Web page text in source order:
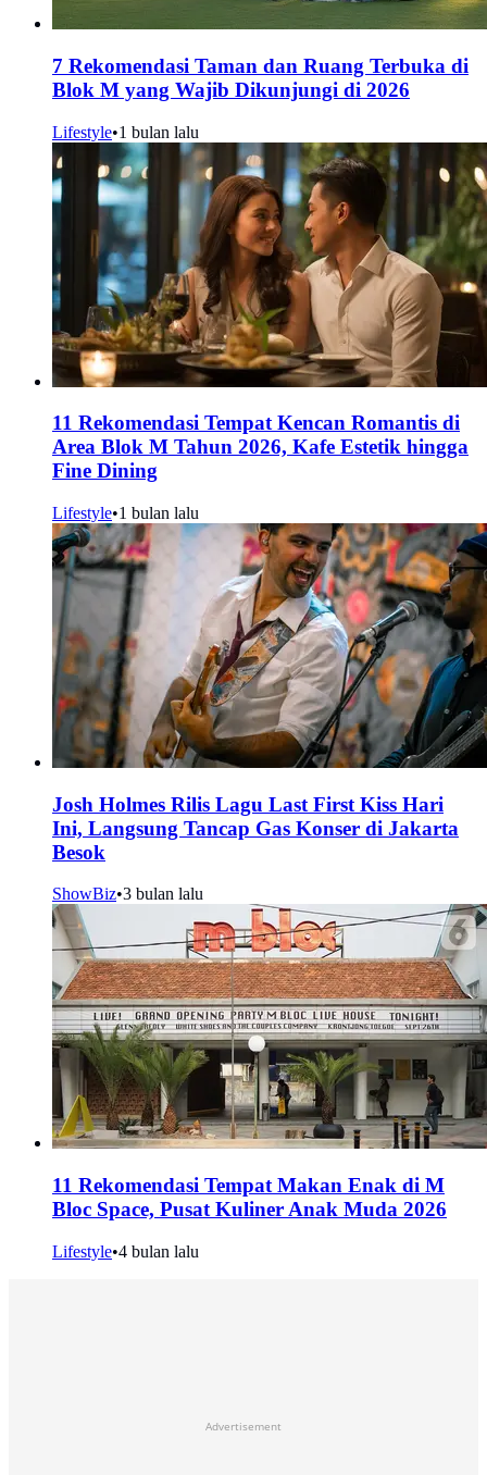
7 Rekomendasi Taman dan Ruang Terbuka di
Blok M yang Wajib Dikunjungi di 2026
Lifestyle•1 bulan lalu
11 Rekomendasi Tempat Kencan Romantis di
Area Blok M Tahun 2026, Kafe Estetik hingga
Fine Dining
Lifestyle•1 bulan lalu
Josh Holmes Rilis Lagu Last First Kiss Hari
Ini, Langsung Tancap Gas Konser di Jakarta
Besok
ShowBiz•3 bulan lalu
11 Rekomendasi Tempat Makan Enak di M
Bloc Space, Pusat Kuliner Anak Muda 2026
Lifestyle•4 bulan lalu
Advertisement